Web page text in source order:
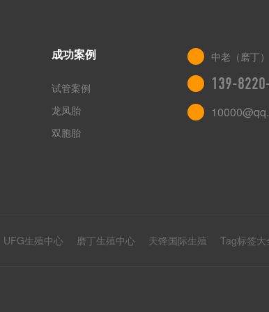
成功案例
试管案例
龙凤胎
双胞胎
中老（磨丁
139-
UFG生殖中心 磨丁生殖中心 天锋国际生殖 Tag标签大